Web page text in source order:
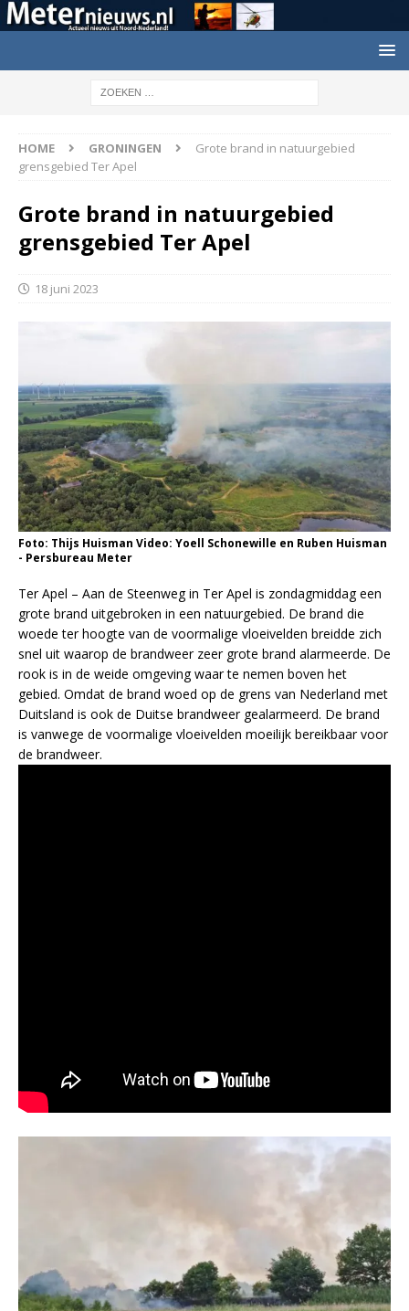
HOME GRONINGEN
Grote brand in natuurgebied
grensgebied Ter Apel
Grote brand in natuurgebied
grensgebied Ter Apel
18 juni 2023
Foto: Thijs Huisman Video: Yoell Schonewille en Ruben Huisman
- Persbureau Meter
Ter Apel – Aan de Steenweg in Ter Apel is zondagmiddag een
grote brand uitgebroken in een natuurgebied. De brand die
woede ter hoogte van de voormalige vloeivelden breidde zich
snel uit waarop de brandweer zeer grote brand alarmeerde. De
rook is in de weide omgeving waar te nemen boven het
gebied. Omdat de brand woed op de grens van Nederland met
Duitsland is ook de Duitse brandweer gealarmeerd. De brand
is vanwege de voormalige vloeivelden moeilijk bereikbaar voor
de brandweer.